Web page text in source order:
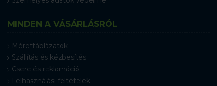
MINDEN A VÁSÁRLÁSRÓL
Mérettáblázatok
Szállítás és kézbesítés
Csere és reklamáció
Felhasználási feltételek